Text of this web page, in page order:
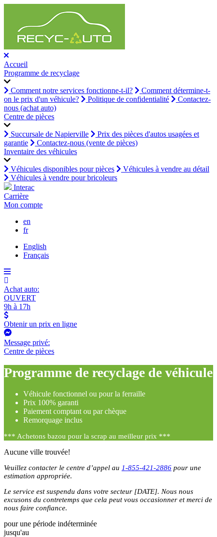
Accueil
Programme de recyclage
Comment notre services fonctionne-t-il?
Comment détermine-t-
on le prix d'un véhicule?
Politique de confidentialité
Contactez-
nous (achat auto)
Centre de pièces
Succursale de Napierville
Prix des pièces d'autos usagées et
garantie
Contactez-nous (vente de pièces)
Inventaire des véhicules
Véhicules disponibles pour pièces
Véhicules à vendre au détail
Véhicules à vendre pour bricoleurs
Interac
Carrière
Mon compte
en
fr
English
Français
Achat auto:
OUVERT
9h à 17h
Obtenir un prix en ligne
Message privé:
Centre de pièces
Programme de recyclage de véhicule
Véhicule fonctionnel ou pour la ferraille
Prix 100% garanti
Paiement comptant ou par chèque
Remorquage inclus
*** Achetons bazou pour la scrap au meilleur prix ***
Aucune ville trouvée!
Veuillez contacter le centre d’appel au 1-855-421-2886 pour une
estimation appropriée.
Le service est suspendu dans votre secteur [DATE]. Nous nous
excusons du contretemps que cela peut vous occasionner et merci de
nous faire confiance.
pour une période indéterminée
jusqu'au